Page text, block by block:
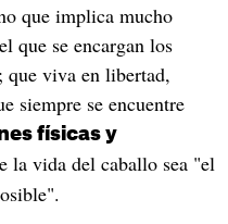
que implica mucho
que se encargan los
que viva en libertad,
siempre se encuentre
físicas y
la vida del caballo sea "el